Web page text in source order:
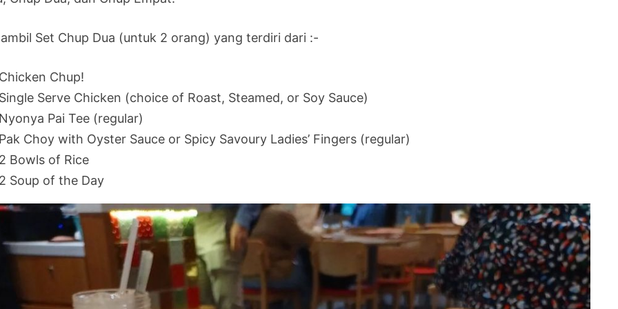
Set Chup Dua (untuk 2 orang) yang terdiri dari :-
Chup!
Serve Chicken (choice of Roast, Steamed, or Soy Sauce)
Pai Tee (regular)
Choy with Oyster Sauce or Spicy Savoury Ladies’ Fingers (regular)
Bowls of Rice
Soup of the Day